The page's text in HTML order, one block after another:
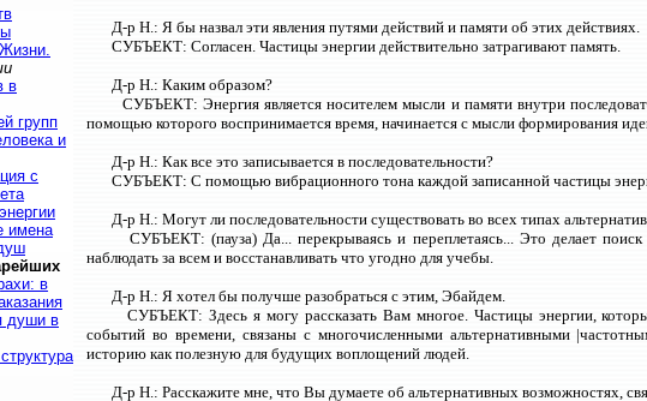
Д-p Н.: Я бы назвал эти явления путями действий и памяти об этих действиях.
СУБЪЕКТ: Согласен. Частицы энергии действительно затрагивают память.
Д-р Н.: Каким образом?
СУБЪЕКТ: Энергия является носителем мысли и памяти внутри
помощью которого воспринимается время, начинается с мысли формирования
Д-р Н.: Как все это записывается в последовательности?
СУБЪЕКТ: С помощью вибрационного тона каждой записанной частицы
Д-р Н.: Могут ли последовательности существовать во всех типах
СУБЪЕКТ: (пауза) Да... перекрываясь и переплетаясь... Это делает
наблюдать за всем и восстанавливать что угодно для учебы.
Д-р Н.: Я хотел бы получше разобраться с этим, Эбайдем.
СУБЪЕКТ: Здесь я могу рассказать Вам многое. Частицы энергии,
событий во времени, связаны с многочисленными альтернативными
историю как полезную для будущих воплощений людей.
Д-р Н.: Расскажите мне, что Вы думаете об альтернативных возможностях,
в
групп
и
с
имена
в
души в